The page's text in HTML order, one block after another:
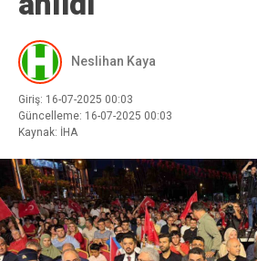
Neslihan Kaya
Giriş: 16-07-2025 00:03
Güncelleme: 16-07-2025 00:03
Kaynak: İHA